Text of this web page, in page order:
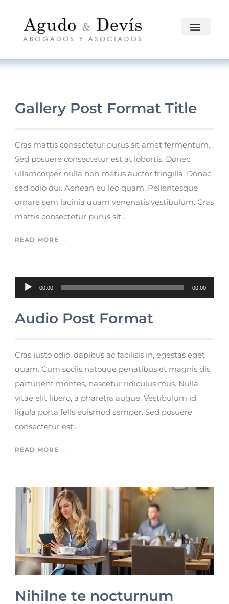
Gallery Post Format Title
Cras mattis consectetur purus sit amet fermentum.
Sed posuere consectetur est at lobortis. Donec
ullamcorper nulla non metus auctor fringilla. Donec
sed odio dui. Aenean eu leo quam. Pellentesque
ornare sem lacinia quam venenatis vestibulum. Cras
mattis consectetur purus sit...
READ MORE →
Reproductor de audio
00:00 00:00
Audio Post Format
Cras justo odio, dapibus ac facilisis in, egestas eget
quam. Cum sociis natoque penatibus et magnis dis
parturient montes, nascetur ridiculus mus. Nulla
vitae elit libero, a pharetra augue. Vestibulum id
ligula porta felis euismod semper. Sed posuere
consectetur est...
READ MORE →
Nihilne te nocturnum